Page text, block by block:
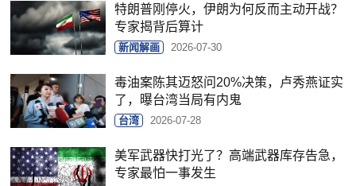
特朗普刚停火，伊朗为何反而主动开战？
专家揭背后算计
新闻解画 2026-07-30
毒油案陈其迈怒问20%决策，卢秀燕证实
了，曝台湾当局有内鬼
台湾 2026-07-28
美军武器快打光了？高端武器库存告急，
专家最怕一事发生